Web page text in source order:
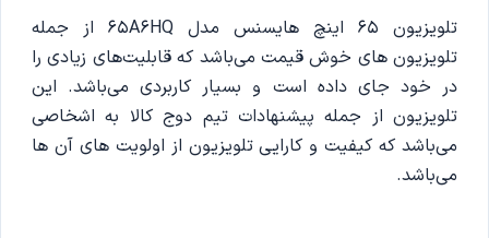
تلویزیون 65 اینچ هایسنس مدل 65A6HQ از جمله
تلویزیون های خوش قیمت می‌باشد که قابلیت‌های زیادی را
در خود جای داده است و بسیار کاربردی می‌باشد. این
تلویزیون از جمله پیشنهادات تیم دوج کالا به اشخاصی
می‌باشد که کیفیت و کارایی تلویزیون از اولویت های آن ها
می‌باشد.